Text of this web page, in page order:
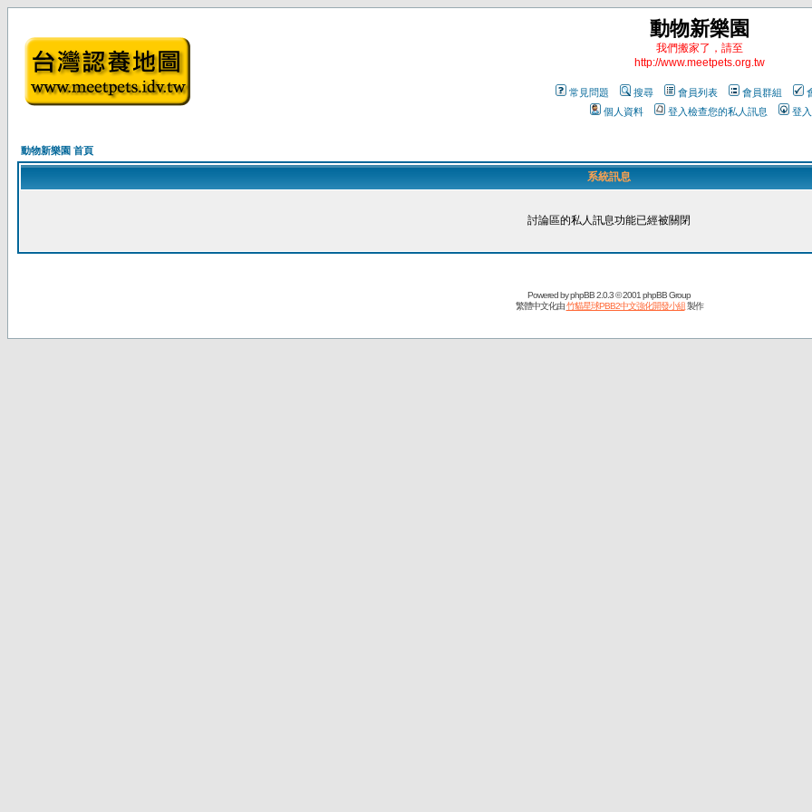
動物新樂園
我們搬家了，請至
http://www.meetpets.org.tw
常見問題 搜尋 會員列表 會員群組
個人資料
登入檢查您的私人訊息 登入
動物新樂園 首頁
系統訊息
討論區的私人訊息功能已經被關閉
Powered byphpBB2.0.3 © 2001 phpBB Group
繁體中文化由竹貓星球PBB2中文強化開發小組製作